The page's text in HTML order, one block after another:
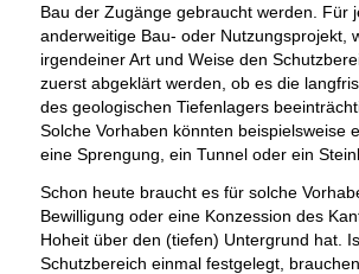
Bau der Zugänge gebraucht werden. Für
anderweitige Bau- oder Nutzungsprojekt,
irgendeiner Art und Weise den
zuerst abgeklärt werden, ob es die
des geologischen Tiefenlagers
Solche Vorhaben könnten beispielsweise
eine Sprengung, ein Tunnel oder ein
Schon heute braucht es für solche
Bewilligung oder eine Konzession des
Hoheit über den (tiefen) Untergrund hat.
Schutzbereich einmal festgelegt,